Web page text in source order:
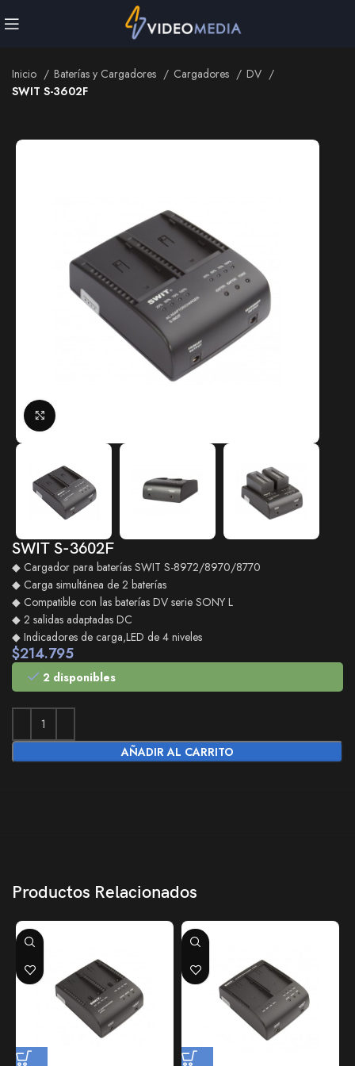
Baterías y Cargadores
Inicio Baterías y Cargadores Cargadores
DV
SWIT S-3602F
SWIT S-3602F
◆ Cargador para baterías SWIT S-8972/8970/8770
◆ Carga simultánea de 2 baterías
◆ Compatible con las baterías DV serie SONY L
◆ 2 salidas adaptadas DC
◆ Indicadores de carga,LED de 4 niveles
$214.795
2 disponibles
AÑADIR AL CARRITO
Productos Relacionados